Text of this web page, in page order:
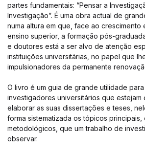
partes fundamentais: “Pensar a
Investigação”. É uma obra actual de
numa altura em que, face ao crescimento
ensino superior, a formação pós-
e doutores está a ser alvo de atenção
instituições universitárias, no papel que
impulsionadores da permanente
O livro é um guia de grande utilidade
investigadores universitários que estejam
elaborar as suas dissertações e teses,
forma sistematizada os tópicos principais,
metodológicos, que um trabalho de
observar.